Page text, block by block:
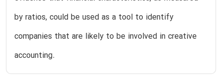
by ratios, could be used as a tool to identify
companies that are likely to be involved in creative
accounting.